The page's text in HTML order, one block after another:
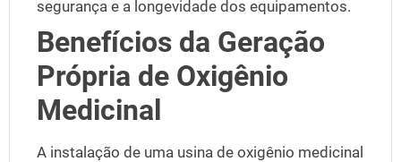
segurança e a longevidade dos equipamentos.
Benefícios da Geração
Própria de Oxigênio
Medicinal
A instalação de uma usina de oxigênio medicinal